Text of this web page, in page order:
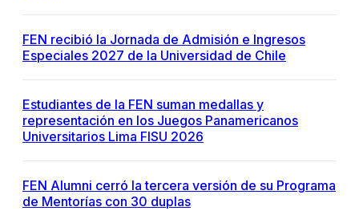
FEN recibió la Jornada de Admisión e Ingresos
Especiales 2027 de la Universidad de Chile
Estudiantes de la FEN suman medallas y
representación en los Juegos Panamericanos
Universitarios Lima FISU 2026
FEN Alumni cerró la tercera versión de su Programa
de Mentorías con 30 duplas